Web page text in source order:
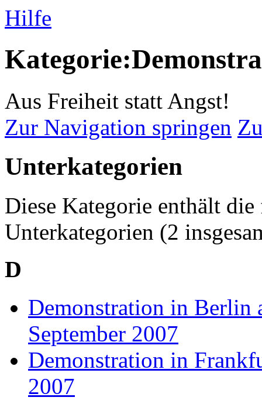
Hilfe
Aus Freiheit statt Angst!
Zur Navigation springen
Unterkategorien
Diese Kategorie enthält
Unterkategorien (2
D
Demonstration in Berlin
September 2007
Demonstration in
2007